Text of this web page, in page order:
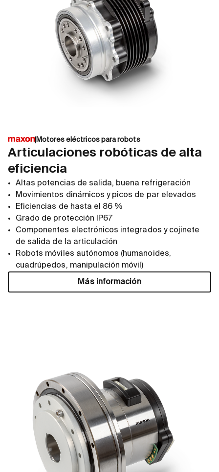
Motores eléctricos para robots
Articulaciones robóticas de alta
eficiencia
Altas potencias de salida, buena refrigeración
Movimientos dinámicos y picos de par elevados
Eficiencias de hasta el 86 %
Grado de protección IP67
Componentes electrónicos integrados y cojinete
de salida de la articulación
Robots móviles autónomos (humanoides,
cuadrúpedos, manipulación móvil)
Más información